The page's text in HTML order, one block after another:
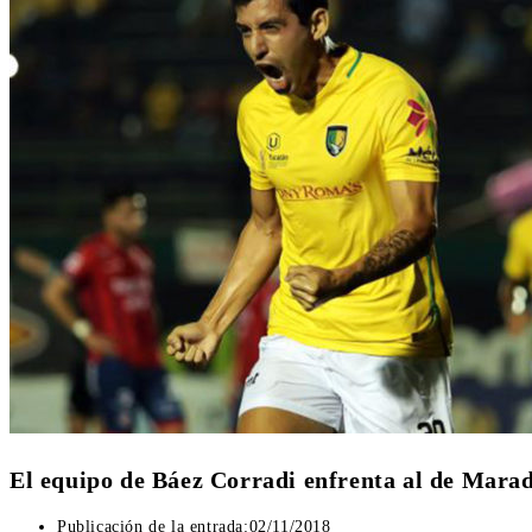
El equipo de Báez Corradi enfrenta al de
Publicación de la entrada:02/11/2018